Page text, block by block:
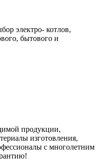
электро- котлов,
бытового и
продукции,
изготовления,
с многолетним